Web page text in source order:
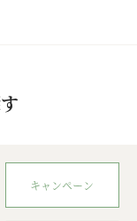
キャンペーン